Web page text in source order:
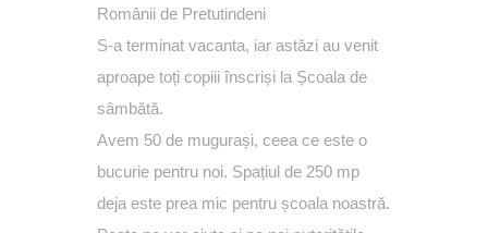
Românii de Pretutindeni
S-a terminat vacanta, iar astăzi au venit
aproape toți copiii înscriși la Școala de
sâmbătă.
Avem 50 de mugurași, ceea ce este o
bucurie pentru noi. Spațiul de 250 mp
deja este prea mic pentru școala noastră.